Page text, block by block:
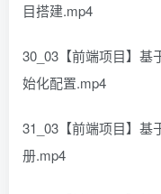
目搭建.mp4
30_03【前端项目】基
始化配置.mp4
31_03【前端项目】基
册.mp4